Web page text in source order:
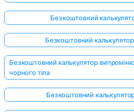
Безкоштовний
Безкоштовний
Безкоштовний калькулятор
чорного тіла
Безкоштовний